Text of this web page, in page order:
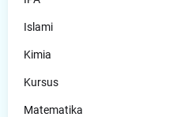
Islami
Kimia
Kursus
Matematika